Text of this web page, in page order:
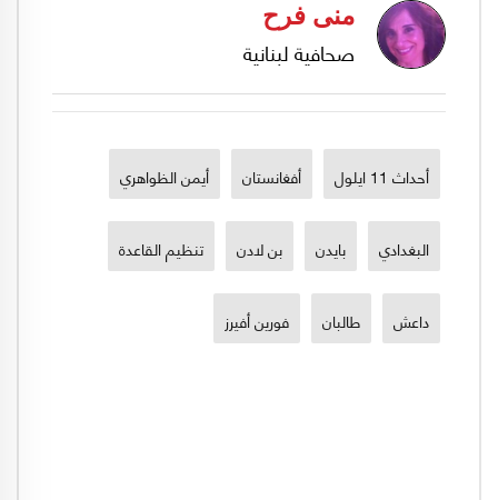
منى فرح
صحافية لبنانية
أحداث 11 ايلول أفغانستان أيمن الظواهري
البغدادي بايدن بن لادن تنظيم القاعدة
داعش طالبان فورين أفيرز